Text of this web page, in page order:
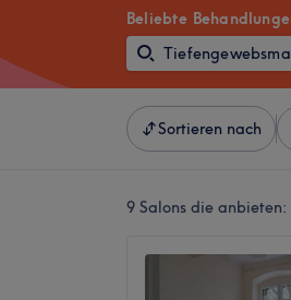
Beliebte
Sortieren nach
9 Salons die anbieten: